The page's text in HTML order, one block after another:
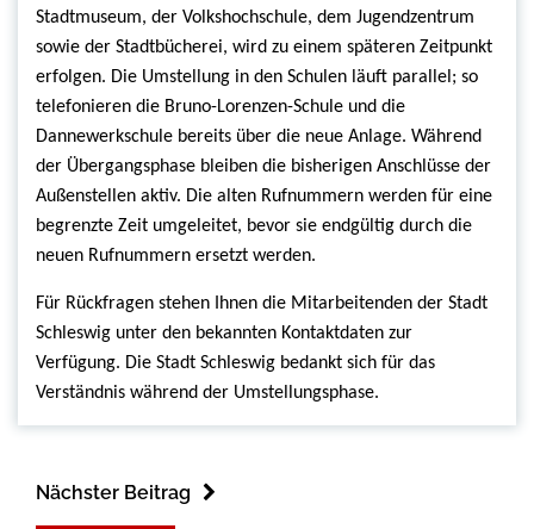
Stadtmuseum, der Volkshochschule, dem Jugendzentrum
sowie der Stadtbücherei, wird zu einem späteren Zeitpunkt
erfolgen. Die Umstellung in den Schulen läuft parallel; so
telefonieren die Bruno-Lorenzen-Schule und die
Dannewerkschule bereits über die neue Anlage. Während
der Übergangsphase bleiben die bisherigen Anschlüsse der
Außenstellen aktiv. Die alten Rufnummern werden für eine
begrenzte Zeit umgeleitet, bevor sie endgültig durch die
neuen Rufnummern ersetzt werden.
Für Rückfragen stehen Ihnen die Mitarbeitenden der Stadt
Schleswig unter den bekannten Kontaktdaten zur
Verfügung. Die Stadt Schleswig bedankt sich für das
Verständnis während der Umstellungsphase.
Nächster Beitrag